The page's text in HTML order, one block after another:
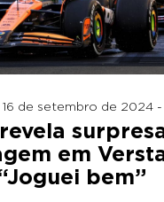
16 de setembro de 2024
em
bem”